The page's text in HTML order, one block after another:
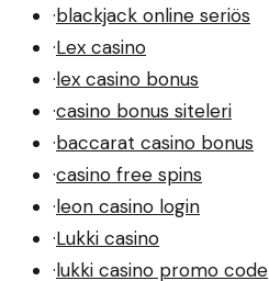
·blackjack online seriös
·Lex casino
·lex casino bonus
·casino bonus siteleri
·baccarat casino bonus
·casino free spins
·leon casino login
·Lukki casino
·lukki casino promo code